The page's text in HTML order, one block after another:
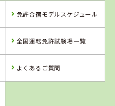
免許合宿モデルスケジュール
全国運転免許試験場一覧
よくあるご質問